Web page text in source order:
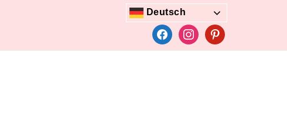
Deutsch
facebookinstagrampinterest